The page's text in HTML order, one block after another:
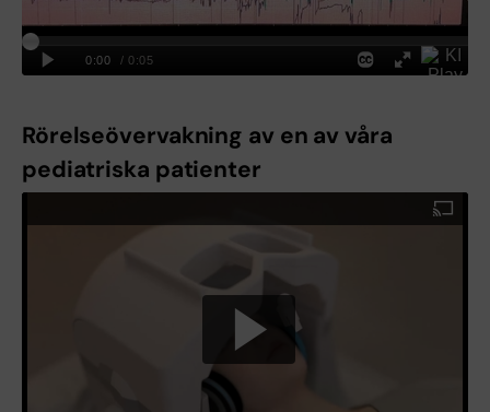
Rörelseövervakning av en av våra
pediatriska patienter